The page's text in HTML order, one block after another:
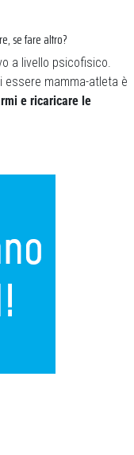
se fare altro?
a livello psicofisico.
mamma-atleta è
e ricaricare le